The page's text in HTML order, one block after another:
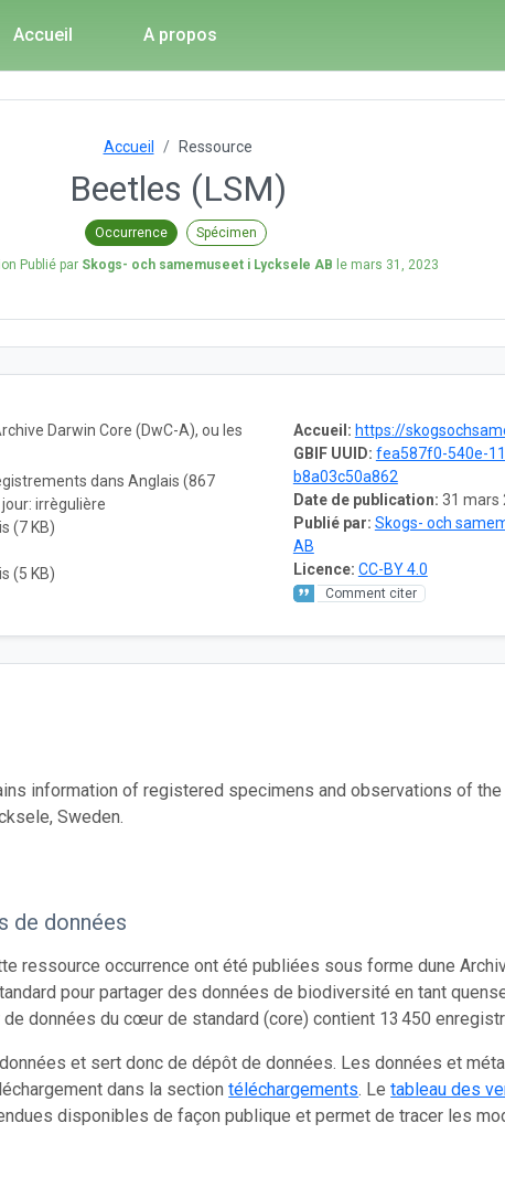
Accueil A propos
Accueil Ressource
Beetles (LSM)
Occurrence Spécimen
Publié par Skogs- och samemuseet i Lycksele AB le mars 31, 2023
Accueil: https://
GBIF UUID: fea587f0-540e-
b8a03c50a862
Date de publication: 31 mars
Publié par: Skogs- och
AB
Licence: CC-BY 4.0
Comment citer
Darwin Core (DwC-A), ou les
dans Anglais (867
irrègulière
(7 KB)
(5 KB)
information of registered specimens and observations of
Sweden.
de données
ressource occurrence ont été publiées sous forme dune
pour partager des données de biodiversité en tant
données du cœur de standard (core) contient 13 450
et sert donc de dépôt de données. Les données et
dans la sectiontéléchargements. Letableau des
disponibles de façon publique et permet de tracer les